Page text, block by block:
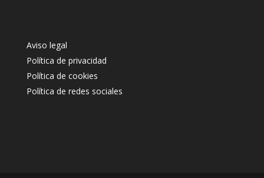
Aviso legal
Política de privacidad
Política de cookies
Política de redes sociales